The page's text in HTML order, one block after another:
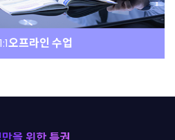
오프라인 수업